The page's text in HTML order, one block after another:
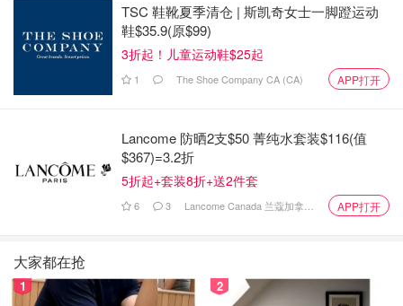
Moranis说，这意味着潜在的租户应该确保房东真正拥有该
房产，而房东应该检查推荐信，并要求提供信用评分等文件
来验证潜在的租户。
Haider说，他上次想买房时，曾与邻居交谈，向他们询问该
房产和现任业主的情况，寻找潜在的雷区。
Haider说，只需在谷歌上搜索一个人的名字，并交叉检查社
交媒体上的照片，也可以帮助发现任何违规行为。
防止租户的产权欺诈
将房屋出租给租户的房主可能面临较高的欺诈风险，因为租
TSC 鞋靴夏季清仓 | 斯凯奇女士一脚蹬运动
鞋$35.9(原$99)
3折起！儿童运动鞋$25起
1 The Shoe Company CA (CA) APP打开
Lancome 防晒2支$50 菁纯水套装$116(值
$367)=3.2折
5折起+套装8折+送2件套
6 3 Lancome Canada 兰蔻加拿大官网 APP打开
大家都在抢
1 2